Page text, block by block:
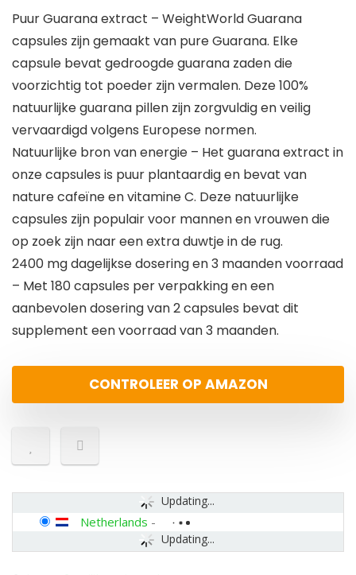
Puur Guarana extract – WeightWorld Guarana
capsules zijn gemaakt van pure Guarana. Elke
capsule bevat gedroogde guarana zaden die
voorzichtig tot poeder zijn vermalen. Deze 100%
natuurlijke guarana pillen zijn zorgvuldig en veilig
vervaardigd volgens Europese normen.
Natuurlijke bron van energie – Het guarana extract in
onze capsules is puur plantaardig en bevat van
nature cafeïne en vitamine C. Deze natuurlijke
capsules zijn populair voor mannen en vrouwen die
op zoek zijn naar een extra duwtje in de rug.
2400 mg dagelijkse dosering en 3 maanden voorraad
– Met 180 capsules per verpakking en een
aanbevolen dosering van 2 capsules bevat dit
supplement een voorraad van 3 maanden.
CONTROLEER OP AMAZON
Updating...
Updating...
Netherlands -